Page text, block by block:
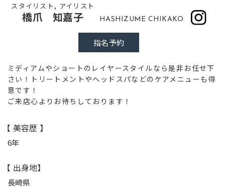
スタイリスト, アイリスト
橋爪 知嘉子 HASHIZUME CHIKAKO
指名予約
ミディアムやショートのレイヤースタイルなら是非お任せ下
さい！トリートメントやヘッドスパなどのケアメニューも得
意です！
ご来店心よりお待ちしております！
【 美容歴 】
6年
【 出身地】
長崎県